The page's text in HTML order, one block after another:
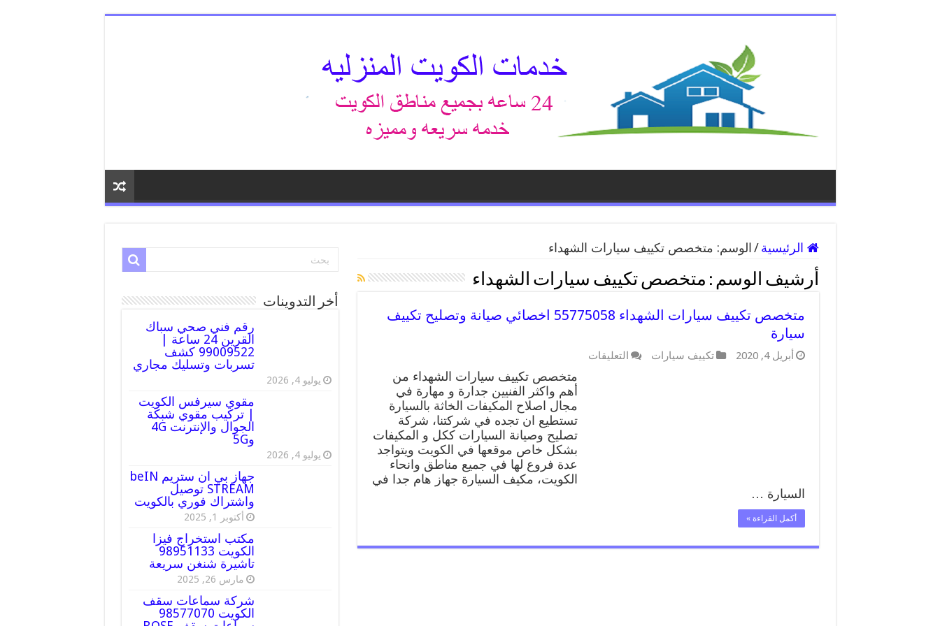
الرئيسية / الوسم: متخصص تكييف سيارات الشهداء
أرشيف الوسم : متخصص تكييف سيارات الشهداء
متخصص تكييف سيارات الشهداء 55775058 اخصائي صيانة وتصليح تكييف
سيارة
أبريل 4, 2020 تكييف سيارات التعليقات
تكييف
سيارات
الشهداء
55775058
اخصائي
صيانة
وتصليح
تكييف
سيارة
متخصص تكييف سيارات الشهداء من
أهم واكثر الفنيين جدارة و مهارة في
مجال اصلاح المكيفات الخاثة بالسيارة
تستطيع ان تجده في شركتنا، شركة
تصليح وصيانة السيارات ككل و المكيفات
بشكل خاص موقعها في الكويت ويتواجد
عدة فروع لها في جميع مناطق وانحاء
الكويت، مكيف السيارة جهاز هام جدا في
السيارة …
أكمل القراءة »
أخر التدوينات
رقم فني صحي سباك
القرين 24 ساعة |
99009522 كشف
تسربات وتسليك مجاري
يوليو 4, 2026
مقوي سيرفس الكويت
| تركيب مقوي شبكة
الجوال والإنترنت 4G
و5G
يوليو 4, 2026
جهاز بي ان ستريم beIN
STREAM توصيل
واشتراك فوري بالكويت
أكتوبر 1, 2025
مكتب استخراج فيزا
الكويت 98951133
تاشيرة شنغن سريعة
مارس 26, 2025
شركة سماعات سقف
الكويت 98577070